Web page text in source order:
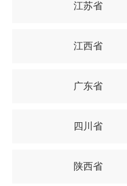
江苏省
江西省
广东省
四川省
陕西省